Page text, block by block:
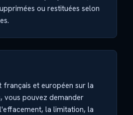
ou restituées selon
et européen sur la
vous pouvez demander
la limitation, la